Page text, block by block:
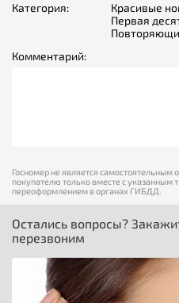
Категория:
Красивые
Первая
Комментарий:
Госномер не является
покупателю только вместе с указанным
переоформлением в органах ГИБДД.
Остались вопросы?
перезвоним